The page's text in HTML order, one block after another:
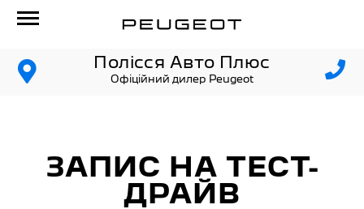
Полісся Авто Плюс
Офіційний дилер Peugeot
ЗАПИС НА ТЕСТ-
ДРАЙВ